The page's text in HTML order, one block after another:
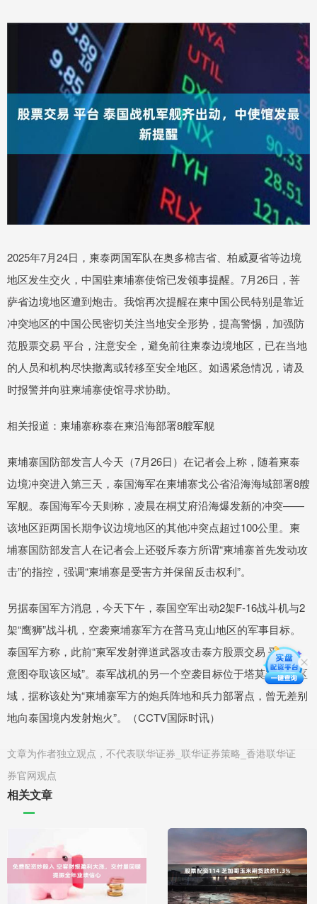
2025年7月24日，柬泰两国军队在奥多棉吉省、柏威夏省等边境
地区发生交火，中国驻柬埔寨使馆已发领事提醒。7月26日，菩
萨省边境地区遭到炮击。我馆再次提醒在柬中国公民特别是靠近
冲突地区的中国公民密切关注当地安全形势，提高警惕，加强防
范股票交易 平台，注意安全，避免前往柬泰边境地区，已在当地
的人员和机构尽快撤离或转移至安全地区。如遇紧急情况，请及
时报警并向驻柬埔寨使馆寻求协助。
相关报道：柬埔寨称泰在柬沿海部署8艘军舰
柬埔寨国防部发言人今天（7月26日）在记者会上称，随着柬泰
边境冲突进入第三天，泰国海军在柬埔寨戈公省沿海海域部署8艘
军舰。泰国海军今天则称，凌晨在桐艾府沿海爆发新的冲突——
该地区距两国长期争议边境地区的其他冲突点超过100公里。柬
埔寨国防部发言人在记者会上还驳斥泰方所谓“柬埔寨首先发动攻
击”的指控，强调“柬埔寨是受害方并保留反击权利”。
另据泰国军方消息，今天下午，泰国空军出动2架F-16战斗机与2
架“鹰狮”战斗机，空袭柬埔寨军方在普马克山地区的军事目标。
泰国军方称，此前“柬军发射弹道武器攻击泰方股票交易 平台，
意图夺取该区域”。泰军战机的另一个空袭目标位于塔莫安托寺区
域，据称该处为“柬埔寨军方的炮兵阵地和兵力部署点，曾无差别
地向泰国境内发射炮火”。（CCTV国际时讯）
文章为作者独立观点，不代表联华证券_联华证券策略_香港联华证
券官网观点
相关文章